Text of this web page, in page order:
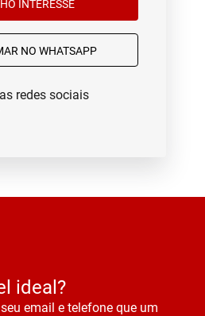
TENHO INTERESSE
NO WHATSAPP
redes sociais
ideal?
email e telefone que um